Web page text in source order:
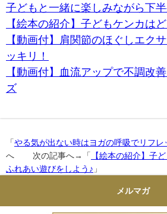
子どもと一緒に楽しみながら下
【絵本の紹介】子どもケンカは
【動画付】肩関節のほぐしエク
ッキリ！
【動画付】血流アップで不調改
ズ
「やる気が出ない時はヨガの呼吸でリフレ
へ 次の記事へ→「
【絵本の紹介】子
ふれあい遊びをしよう♪ 」
メルマガ